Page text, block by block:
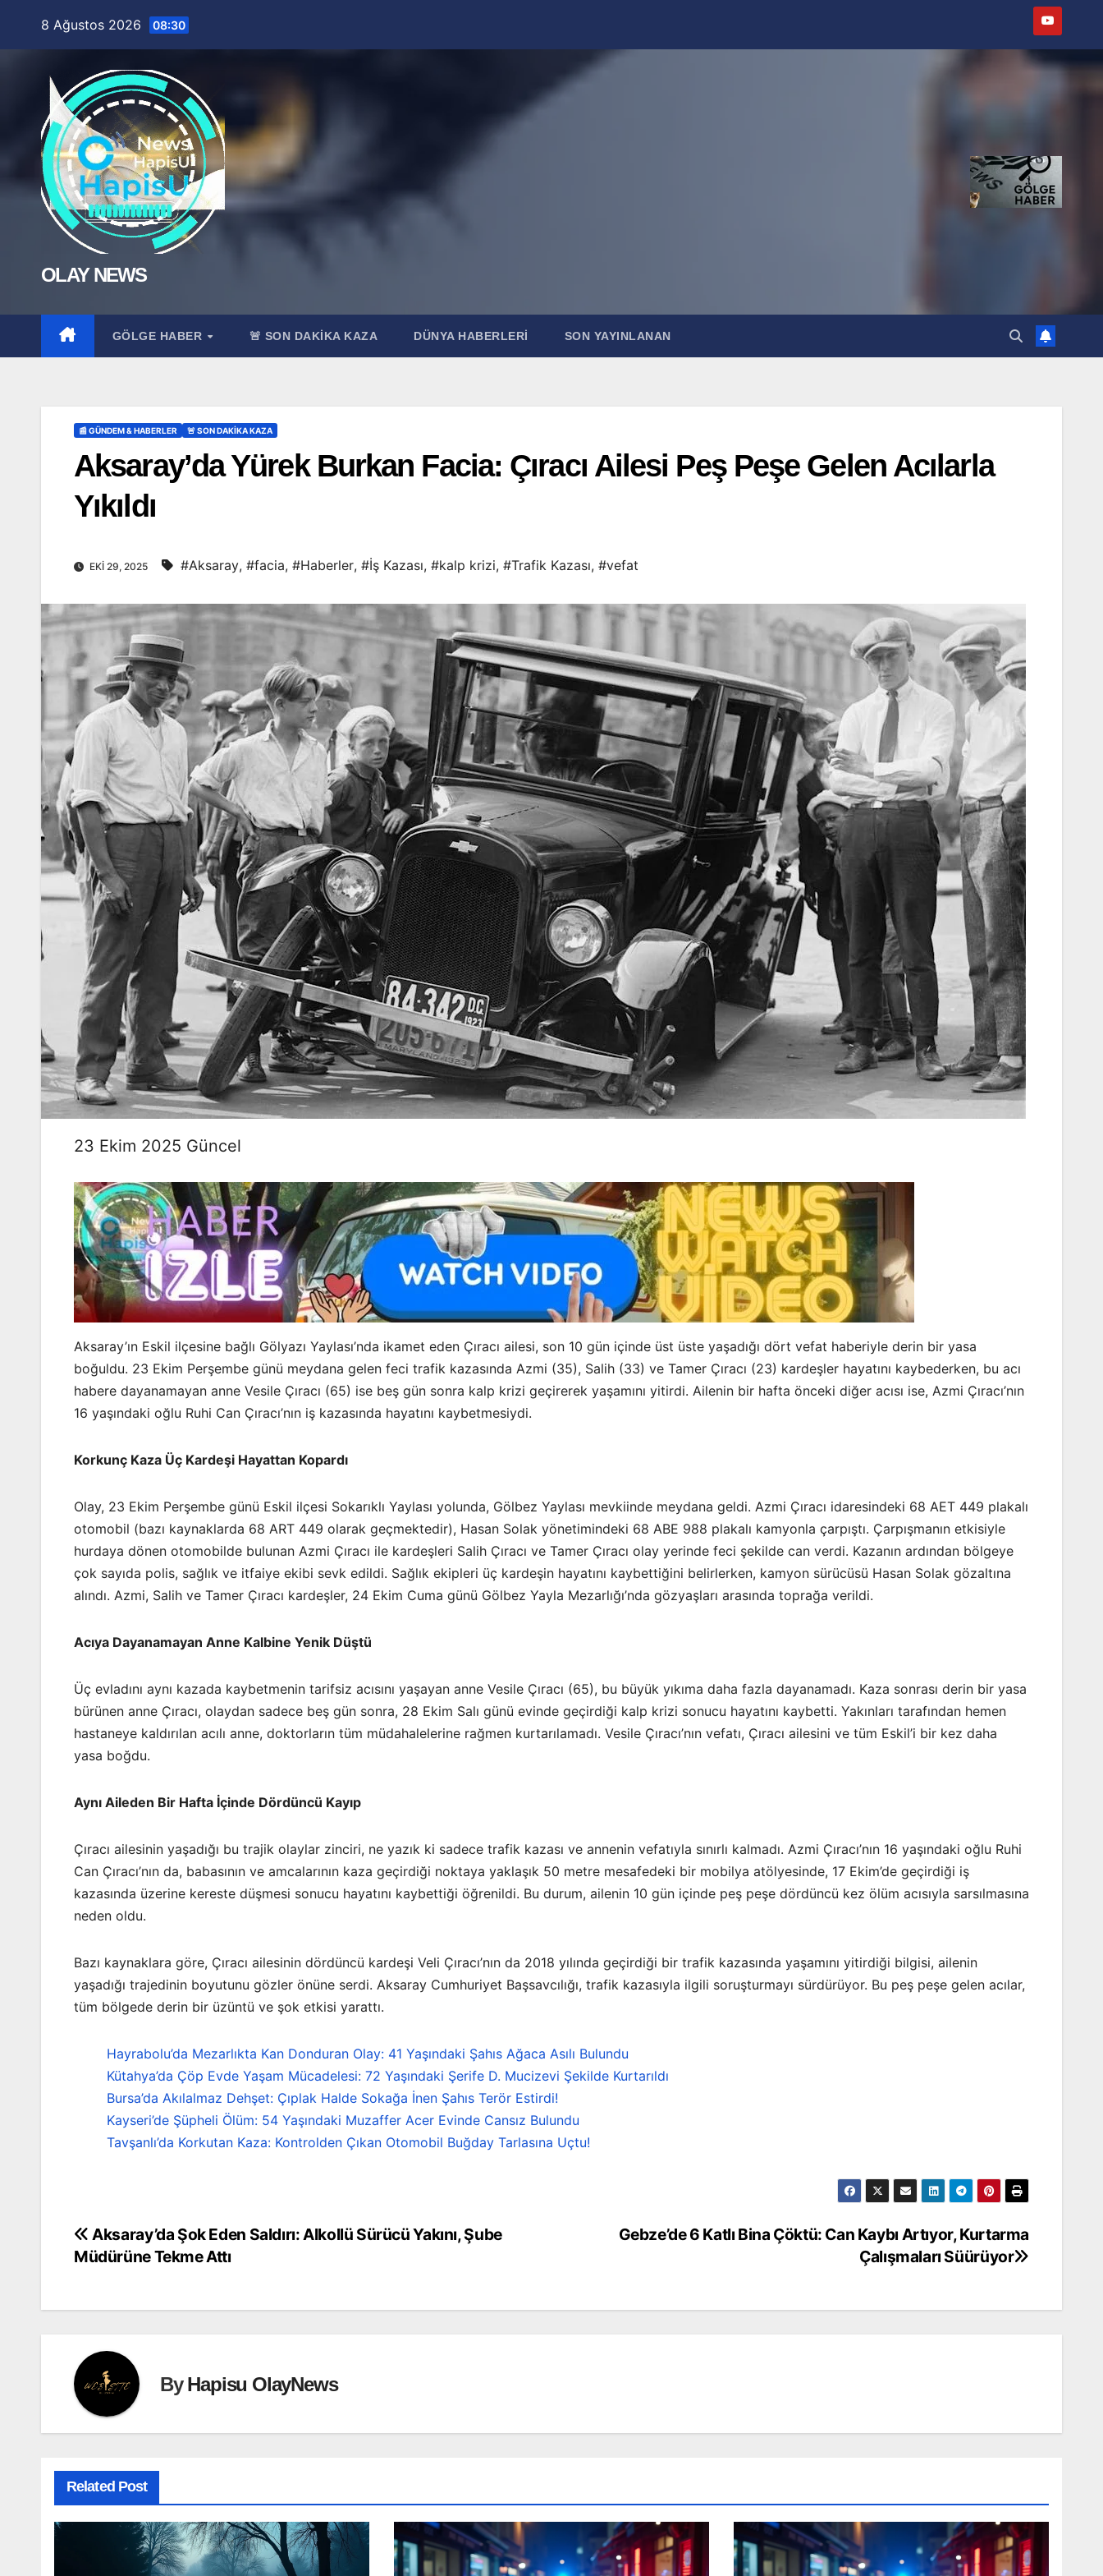
8 Ağustos 2026 08:30
OLAY NEWS
GÖLGE HABER 🚨 SON DAKİKA KAZA DÜNYA HABERLERI SON YAYINLANAN
📰 GÜNDEM & HABERLER 🚨 SON DAKİKA KAZA
Aksaray’da Yürek Burkan Facia: Çıracı Ailesi Peş Peşe Gelen Acılarla
Yıkıldı
EKI 29, 2025 #Aksaray, #facia, #Haberler, #İş Kazası, #kalp krizi, #Trafik Kazası, #vefat
23 Ekim 2025 Güncel
Aksaray’ın Eskil ilçesine bağlı Gölyazı Yaylası’nda ikamet eden Çıracı ailesi, son 10 gün içinde üst üste yaşadığı dört vefat haberiyle derin bir yasa
boğuldu. 23 Ekim Perşembe günü meydana gelen feci trafik kazasında Azmi (35), Salih (33) ve Tamer Çıracı (23) kardeşler hayatını kaybederken, bu acı
habere dayanamayan anne Vesile Çıracı (65) ise beş gün sonra kalp krizi geçirerek yaşamını yitirdi. Ailenin bir hafta önceki diğer acısı ise, Azmi Çıracı’nın
16 yaşındaki oğlu Ruhi Can Çıracı’nın iş kazasında hayatını kaybetmesiydi.
Korkunç Kaza Üç Kardeşi Hayattan Kopardı
Olay, 23 Ekim Perşembe günü Eskil ilçesi Sokarıklı Yaylası yolunda, Gölbez Yaylası mevkiinde meydana geldi. Azmi Çıracı idaresindeki 68 AET 449 plakalı
otomobil (bazı kaynaklarda 68 ART 449 olarak geçmektedir), Hasan Solak yönetimindeki 68 ABE 988 plakalı kamyonla çarpıştı. Çarpışmanın etkisiyle
hurdaya dönen otomobilde bulunan Azmi Çıracı ile kardeşleri Salih Çıracı ve Tamer Çıracı olay yerinde feci şekilde can verdi. Kazanın ardından bölgeye
çok sayıda polis, sağlık ve itfaiye ekibi sevk edildi. Sağlık ekipleri üç kardeşin hayatını kaybettiğini belirlerken, kamyon sürücüsü Hasan Solak gözaltına
alındı. Azmi, Salih ve Tamer Çıracı kardeşler, 24 Ekim Cuma günü Gölbez Yayla Mezarlığı’nda gözyaşları arasında toprağa verildi.
Acıya Dayanamayan Anne Kalbine Yenik Düştü
Üç evladını aynı kazada kaybetmenin tarifsiz acısını yaşayan anne Vesile Çıracı (65), bu büyük yıkıma daha fazla dayanamadı. Kaza sonrası derin bir yasa
bürünen anne Çıracı, olaydan sadece beş gün sonra, 28 Ekim Salı günü evinde geçirdiği kalp krizi sonucu hayatını kaybetti. Yakınları tarafından hemen
hastaneye kaldırılan acılı anne, doktorların tüm müdahalelerine rağmen kurtarılamadı. Vesile Çıracı’nın vefatı, Çıracı ailesini ve tüm Eskil’i bir kez daha
yasa boğdu.
Aynı Aileden Bir Hafta İçinde Dördüncü Kayıp
Çıracı ailesinin yaşadığı bu trajik olaylar zinciri, ne yazık ki sadece trafik kazası ve annenin vefatıyla sınırlı kalmadı. Azmi Çıracı’nın 16 yaşındaki oğlu Ruhi
Can Çıracı’nın da, babasının ve amcalarının kaza geçirdiği noktaya yaklaşık 50 metre mesafedeki bir mobilya atölyesinde, 17 Ekim’de geçirdiği iş
kazasında üzerine kereste düşmesi sonucu hayatını kaybettiği öğrenildi. Bu durum, ailenin 10 gün içinde peş peşe dördüncü kez ölüm acısıyla sarsılmasına
neden oldu.
Bazı kaynaklara göre, Çıracı ailesinin dördüncü kardeşi Veli Çıracı’nın da 2018 yılında geçirdiği bir trafik kazasında yaşamını yitirdiği bilgisi, ailenin
yaşadığı trajedinin boyutunu gözler önüne serdi. Aksaray Cumhuriyet Başsavcılığı, trafik kazasıyla ilgili soruşturmayı sürdürüyor. Bu peş peşe gelen acılar,
tüm bölgede derin bir üzüntü ve şok etkisi yarattı.
Hayrabolu’da Mezarlıkta Kan Donduran Olay: 41 Yaşındaki Şahıs Ağaca Asılı Bulundu
Kütahya’da Çöp Evde Yaşam Mücadelesi: 72 Yaşındaki Şerife D. Mucizevi Şekilde Kurtarıldı
Bursa’da Akılalmaz Dehşet: Çıplak Halde Sokağa İnen Şahıs Terör Estirdi!
Kayseri’de Şüpheli Ölüm: 54 Yaşındaki Muzaffer Acer Evinde Cansız Bulundu
Tavşanlı’da Korkutan Kaza: Kontrolden Çıkan Otomobil Buğday Tarlasına Uçtu!
Yazı
Gebze’de 6 Katlı Bina Çöktü: Can Kaybı Artıyor, Kurtarma
Çalışmaları Süürüyor
Aksaray’da Şok Eden Saldırı: Alkollü Sürücü Yakını, Şube
Müdürüne Tekme Attı
ByHapisu OlayNews
Related Post